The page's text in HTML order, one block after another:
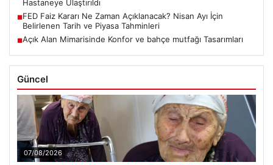
Hastaneye Ulaştırıldı
■FED Faiz Kararı Ne Zaman Açıklanacak? Nisan Ayı İçin
Belirlenen Tarih ve Piyasa Tahminleri
■Açık Alan Mimarisinde Konfor ve bahçe mutfağı Tasarımları
Güncel
07/08/2026